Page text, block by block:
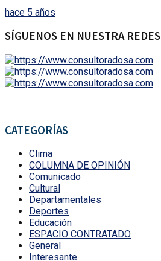
hace 5 años
SÍGUENOS EN NUESTRA REDES
CATEGORÍAS
Clima
COLUMNA DE OPINIÓN
Comunicado
Cultural
Departamentales
Deportes
Educación
ESPACIO CONTRATADO
General
Interesante